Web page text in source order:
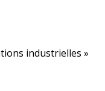
industrielles »